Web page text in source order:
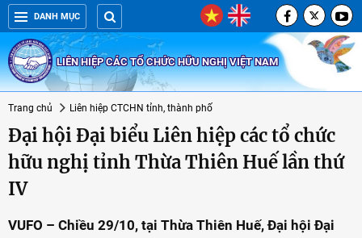
DANH MỤC
LIÊN HIỆP CÁC TỔ CHỨC HỮU NGHỊ VIỆT NAM
Trang chủ Liên hiệp CTCHN tỉnh, thành phố
Đại hội Đại biểu Liên hiệp các tổ chức
hữu nghị tỉnh Thừa Thiên Huế lần thứ
IV
VUFO – Chiều 29/10, tại Thừa Thiên Huế, Đại hội Đại